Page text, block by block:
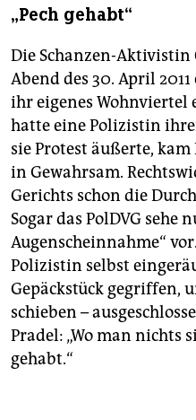
„Pech gehabt“
Die Schanzen-Aktivistin
Abend des 30. April
ihr eigenes Wohnviertel
hatte eine Polizistin
sie Protest äußerte,
in Gewahrsam.
Gerichts schon die
Sogar das PolDVG sehe
Augenscheinnahme“
Polizistin selbst
Gepäckstück gegriffen,
schieben –
Pradel: „Wo man nichts
gehabt.“